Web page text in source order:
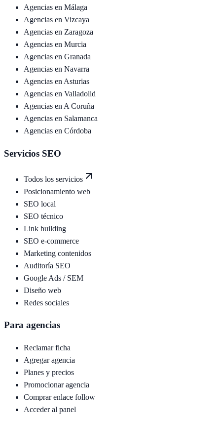
Agencias en Málaga
Agencias en Vizcaya
Agencias en Zaragoza
Agencias en Murcia
Agencias en Granada
Agencias en Navarra
Agencias en Asturias
Agencias en Valladolid
Agencias en A Coruña
Agencias en Salamanca
Agencias en Córdoba
Servicios SEO
Todos los servicios
Posicionamiento web
SEO local
SEO técnico
Link building
SEO e-commerce
Marketing contenidos
Auditoría SEO
Google Ads / SEM
Diseño web
Redes sociales
Para agencias
Reclamar ficha
Agregar agencia
Planes y precios
Promocionar agencia
Comprar enlace follow
Acceder al panel